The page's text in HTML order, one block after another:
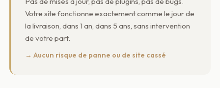
Votre site fonctionne exactement comme le jour de
la livraison, dans 1 an, dans 5 ans, sans intervention
de votre part.
→ Aucun risque de panne ou de site cassé